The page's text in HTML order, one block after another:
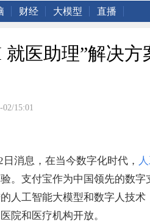
财经 大模型 直播
医助理”解决
02/15:01
消息，在当今数字化时代，
。支付宝作为中国领先的数
人工智能大模型和数字人技
院和医疗机构开放。